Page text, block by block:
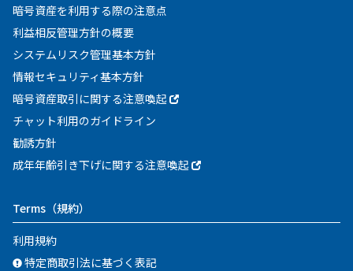
暗号資産を利用する際の注意点
利益相反管理方針の概要
システムリスク管理基本方針
情報セキュリティ基本方針
暗号資産取引に関する注意喚起
チャット利用のガイドライン
勧誘方針
成年年齢引き下げに関する注意喚起
Terms （規約）
利用規約
特定商取引法に基づく表記